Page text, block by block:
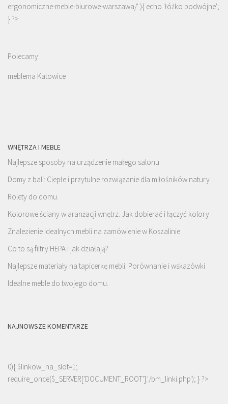
ergonomiczne-meble-biurowe-warszawa/' ){ echo 'łóżko podwójne';
} ?>
Polecamy:
meblema Katowice
WNĘTRZA I MEBLE
Najlepsze sposoby na urządzenie małego salonu
Domy z bali: Ciepłe i przytulne rozwiązanie dla miłośników natury
Rolety do domu.
Kolorowe ściany w aranżacji wnętrz: Jak dobierać i łączyć kolory
Znalezienie idealnych mebli na zamówienie w Koszalinie
Co to są filtry HEPA i jak działają?
Najlepsze materiały na tapicerkę mebli: Porównanie i wskazówki
Idealne meble do twojego domu.
NAJNOWSZE KOMENTARZE
0){ $linkow_na_slot=1;
require_once($_SERVER['DOCUMENT_ROOT'].'/bm_linki.php'); } ?>